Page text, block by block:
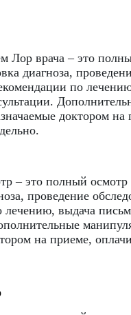
Лор врача – это
диагноза,
по
доктором на
– это полный осмотр
проведение
лечению, выдача
на приеме,